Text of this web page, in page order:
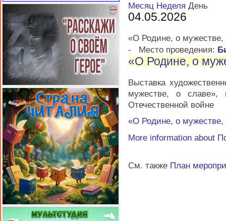
Месяц Неделя День
04.05.2026
«О Родине, о мужестве,
-
Место проведения:
«О Родине, о
Выставка
мужестве, о
Отечественной войне
«О Родине, о мужестве,
More information about
См. также План